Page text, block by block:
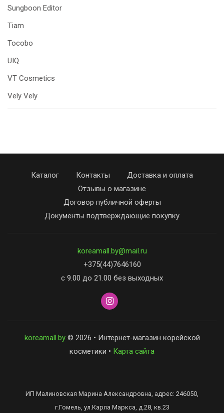
Sungboon Editor
Tiam
Tocobo
UIQ
VT Cosmetics
Vely Vely
Каталог Контакты
Доставка и оплата
Отзывы о магазине
Договор публичной оферты
Документы подтверждающие покупку
koreamall.by@mail.ru
+375(44)7646160
с 9.00 до 21.00 без выходных
koreamall.by© 2026 • Интернет-магазин корейской
косметики • Карта сайта
ИП Малиновская Марина Александровна, адрес: 246050,
г.Гомель, ул.Карла Маркса, д.28, кв.23